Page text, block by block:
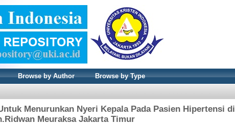
Browse by Author Browse by Type
Menurunkan Nyeri Kepala Pada Pasien Hipertensi di
Meuraksa Jakarta Timur